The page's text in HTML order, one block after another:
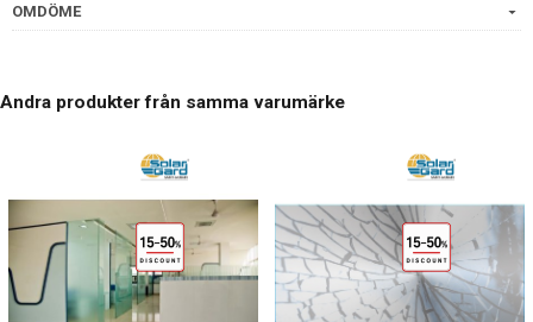
OMDÖME
Andra produkter från samma varumärke